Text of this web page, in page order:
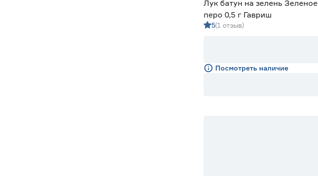
Лук батун на зелень Зеленое
перо 0,5 г Гавриш
5(1 отзыв)
Посмотреть наличие